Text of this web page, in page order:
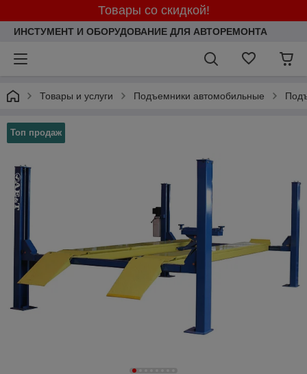
Товары со скидкой!
ИНСТУМЕНТ И ОБОРУДОВАНИЕ ДЛЯ АВТОРЕМОНТА
Товары и услуги Подъемники автомобильные
Топ продаж